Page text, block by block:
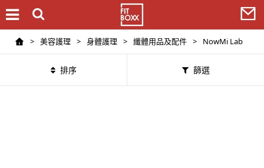
> 美容護理 > 身體護理 > 纖體用品及配件 > NowMi Lab
排序 篩選